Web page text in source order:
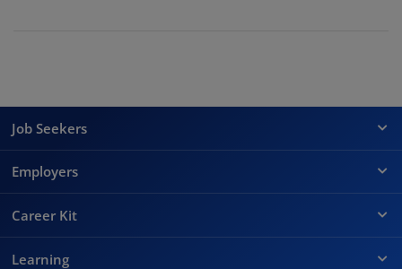
Job Seekers
Employers
Career Kit
Learning